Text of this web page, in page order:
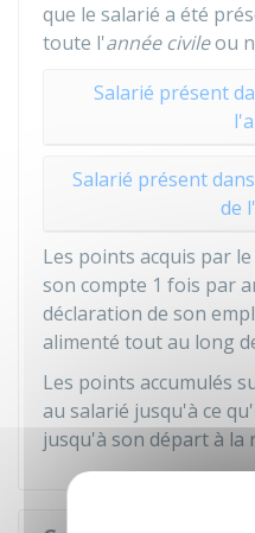
que le salarié a été
toute l'année civileou
Salarié présent
Salarié présent
de
Les points acquis par
son compte 1 fois par
déclaration de son
alimenté tout au long
Les points accumulés
au salarié jusqu'à ce
jusqu'à son départ à la